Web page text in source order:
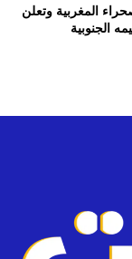
المغربية وتعلن
الجنوبية